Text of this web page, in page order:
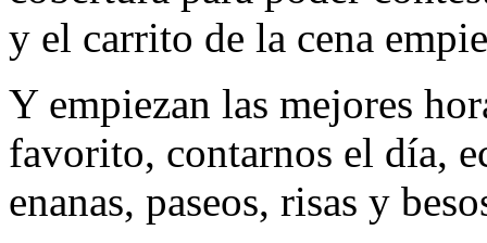
y el carrito de la cena
Y empiezan las mejores
favorito, contarnos el día,
enanas, paseos, risas y